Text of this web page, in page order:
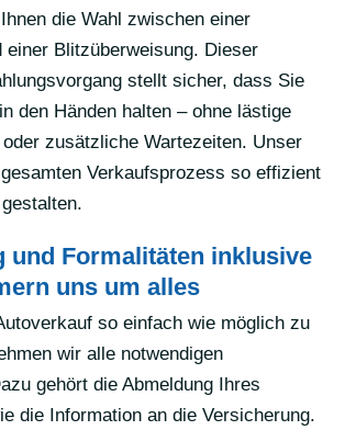
die Wahl zwischen einer
einer Blitzüberweisung. Dieser
stellt sicher, dass Sie
den Händen halten – ohne lästige
zusätzliche Wartezeiten. Unser
Verkaufsprozess so effizient
und Formalitäten inklusive
uns um alles
so einfach wie möglich zu
wir alle notwendigen
gehört die Abmeldung Ihres
die Information an die Versicherung.